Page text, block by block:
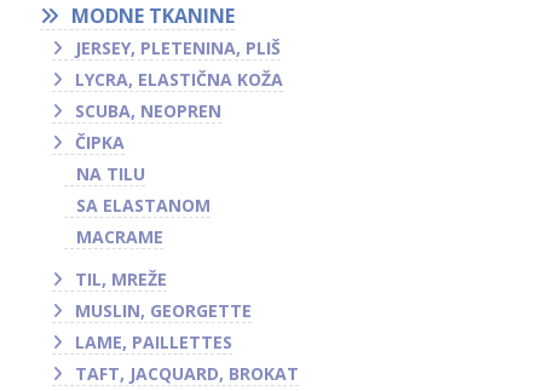
MODNE TKANINE
JERSEY, PLETENINA, PLIŠ
LYCRA, ELASTIČNA KOŽA
SCUBA, NEOPREN
ČIPKA
NA TILU
SA ELASTANOM
MACRAME
TIL, MREŽE
MUSLIN, GEORGETTE
LAME, PAILLETTES
TAFT, JACQUARD, BROKAT